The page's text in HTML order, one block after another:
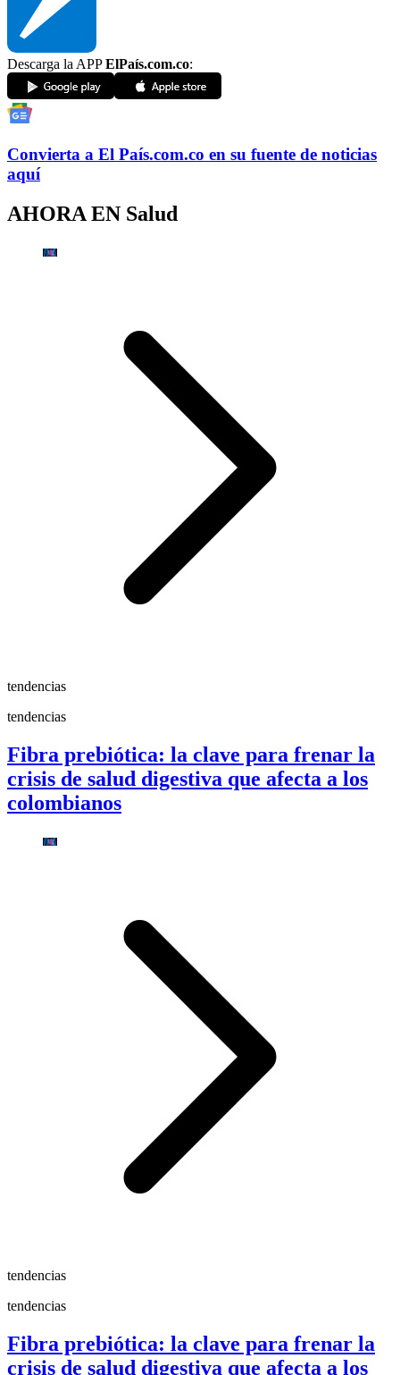
Descarga la APPElPaís.com.co:
Convierta a El País.com.co en su fuente de noticias
aquí
AHORA EN Salud
tendencias
tendencias
Fibra prebiótica: la clave para frenar la
crisis de salud digestiva que afecta a los
colombianos
tendencias
tendencias
Fibra prebiótica: la clave para frenar la
crisis de salud digestiva que afecta a los